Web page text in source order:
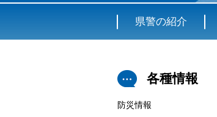
県警の紹介
各種情報
防災情報